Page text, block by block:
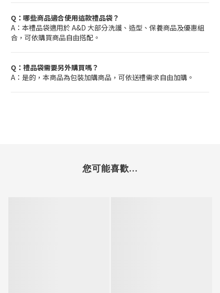
Q：哪些商品適合使用這款禮品袋？
A：本禮品袋適用於 A&D 大部分洗護、造型、保養商品及優惠組
合，可依購買商品自由搭配。
Q：禮品袋需要另外購買嗎？
A：是的，本商品為包裝加購商品，可依送禮需求自由加購。
您可能喜歡...